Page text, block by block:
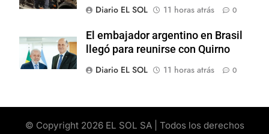
Diario EL SOL
11 horas atrás 0
El embajador argentino en Brasil
llegó para reunirse con Quirno
Diario EL SOL
11 horas atrás 0
© Copyright 2026 EL SOL SA | Todos los derechos